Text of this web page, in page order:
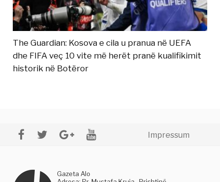
The Guardian: Kosova e cila u pranua në UEFA
dhe FIFA veç 10 vite më herët pranë kualifikimit
historik në Botëror
Impressum
Gazeta Alo